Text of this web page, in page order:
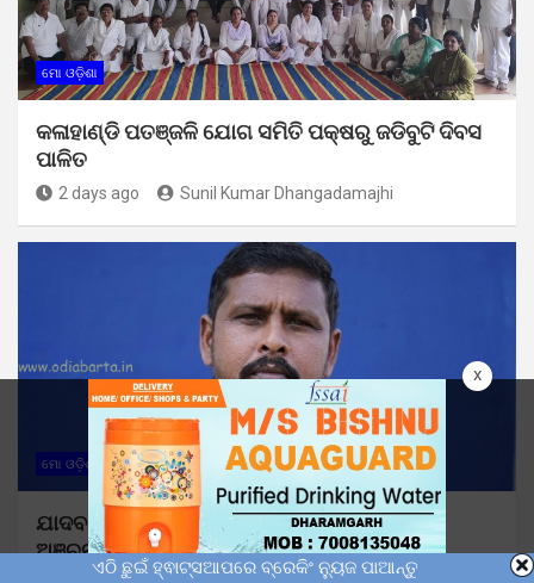
x
ମୋ ଓଡ଼ିଶା
କଳାହାଣ୍ଡି ପତଞ୍ଜଳି ଯୋଗ ସମିତି ପକ୍ଷରୁ ଜଡିବୁଟି ଦିବସ
ପାଳିତ
2 days ago Sunil Kumar Dhangadamajhi
ମୋ ଓଡ଼ିଶା
ଯାଦବ ନେତୃତ୍ୱ ଲିଙ୍ଗରାଜ ପୋଢଙ୍କ ଦେହାନ୍ତ :
ଅଞ୍ଚଳରେ ଶୋକର ଛାୟା
ଏଠି ଛୁଇଁ ହ୍ଵାଟ୍ସଆପରେ ବ୍ରେକିଂ ନ୍ୟୁଜ ପାଆନ୍ତୁ